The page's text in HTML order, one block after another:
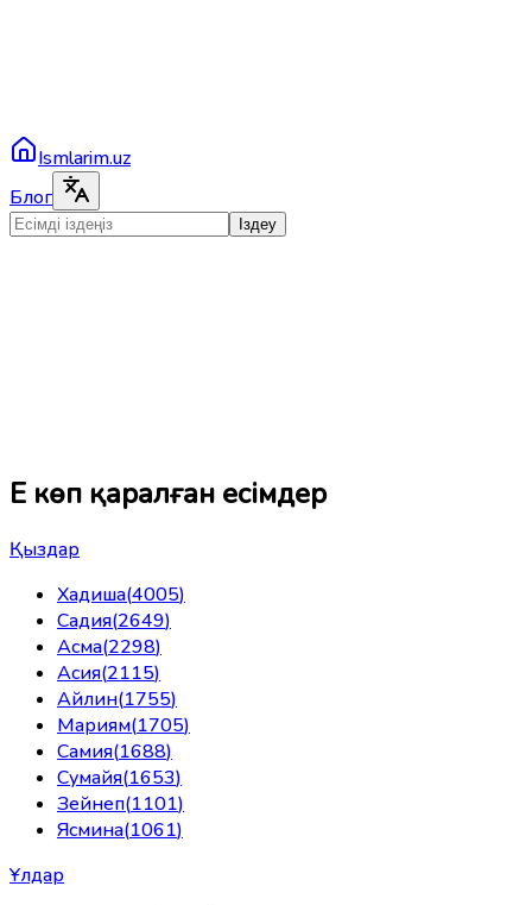
Ismlarim.uz
Блог
Іздеу
Ең көп қаралған есімдер
Қыздар
Хадиша(4005)
Садия(2649)
Асма(2298)
Асия(2115)
Айлин(1755)
Мариям(1705)
Самия(1688)
Сумайя(1653)
Зейнеп(1101)
Ясмина(1061)
Ұлдар